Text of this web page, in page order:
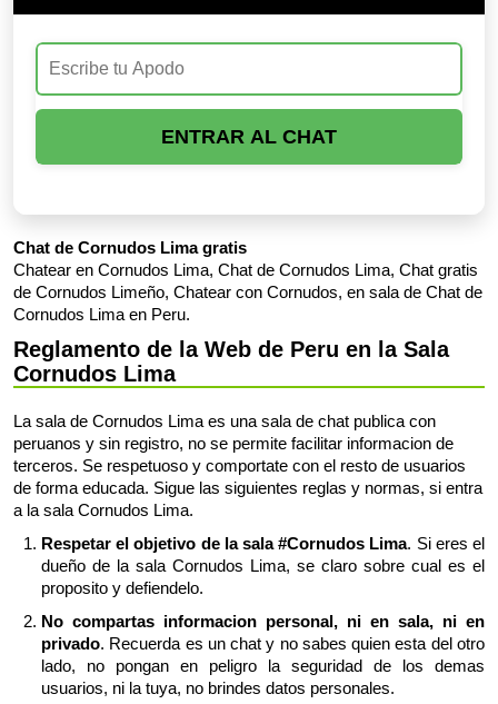
ENTRAR AL CHAT
Chat de Cornudos Lima gratis
Chatear en Cornudos Lima, Chat de Cornudos Lima, Chat gratis
de Cornudos Limeño, Chatear con Cornudos, en sala de Chat de
Cornudos Lima en Peru.
Reglamento de la Web de Peru en la Sala
Cornudos Lima
La sala de Cornudos Lima es una sala de chat publica con
peruanos y sin registro, no se permite facilitar informacion de
terceros. Se respetuoso y comportate con el resto de usuarios
de forma educada. Sigue las siguientes reglas y normas, si entra
a la sala Cornudos Lima.
Respetar el objetivo de la sala #Cornudos Lima. Si eres el
dueño de la sala Cornudos Lima, se claro sobre cual es el
proposito y defiendelo.
No compartas informacion personal, ni en sala, ni en
privado. Recuerda es un chat y no sabes quien esta del otro
lado, no pongan en peligro la seguridad de los demas
usuarios, ni la tuya, no brindes datos personales.